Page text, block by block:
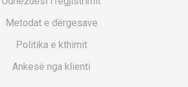
Metodat e dërgesave
Politika e kthimit
Ankesë nga klienti